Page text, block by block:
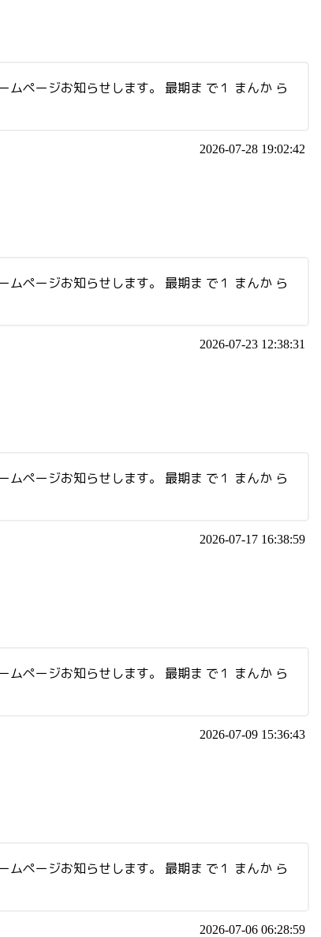
ページお知らせします。 最期ま で１ まんか ら
2026-07-28 19:02:42
ページお知らせします。 最期ま で１ まんか ら
2026-07-23 12:38:31
ページお知らせします。 最期ま で１ まんか ら
2026-07-17 16:38:59
ページお知らせします。 最期ま で１ まんか ら
2026-07-09 15:36:43
ページお知らせします。 最期ま で１ まんか ら
2026-07-06 06:28:59